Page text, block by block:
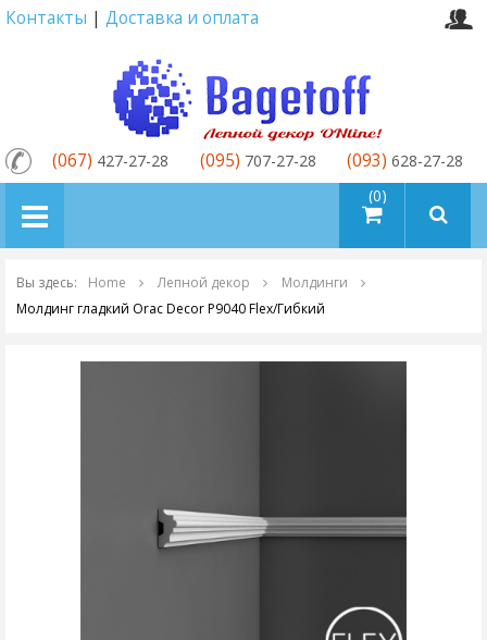
Контакты | Доставка и оплата
товаров (0)
(067) 427-27-28 (095) 707-27-28 (093) 628-27-28
Вы здесь: Home Лепной декор
Молдинги
Молдинг гладкий Orac Decor P9040 Flex/Гибкий